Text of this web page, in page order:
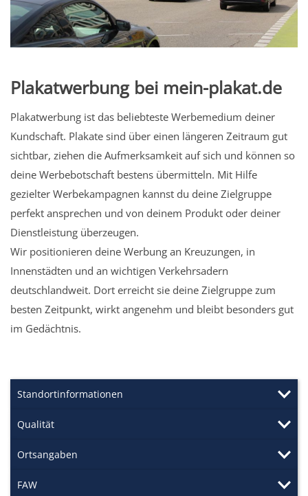
Plakatwerbung bei mein-plakat.de
Plakatwerbung ist das beliebteste Werbemedium deiner
Kundschaft. Plakate sind über einen längeren Zeitraum gut
sichtbar, ziehen die Aufmerksamkeit auf sich und können so
deine Werbebotschaft bestens übermitteln. Mit Hilfe
gezielter Werbekampagnen kannst du deine Zielgruppe
perfekt ansprechen und von deinem Produkt oder deiner
Dienstleistung überzeugen.
Wir positionieren deine Werbung an Kreuzungen, in
Innenstädten und an wichtigen Verkehrsadern
deutschlandweit. Dort erreicht sie deine Zielgruppe zum
besten Zeitpunkt, wirkt angenehm und bleibt besonders gut
im Gedächtnis.
Standortinformationen
Qualität
Ortsangaben
FAW